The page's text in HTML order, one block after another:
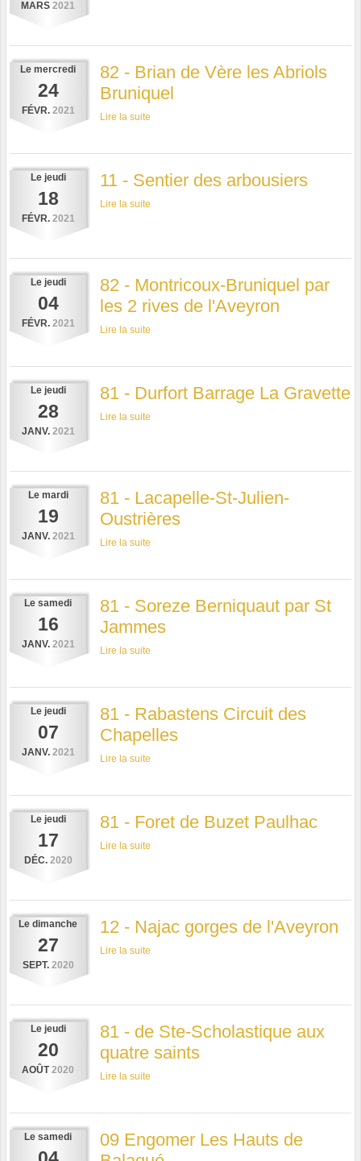
MARS 2021
Le mercredi
24
FÉVR. 2021
82 - Brian de Vère les Abriols
Bruniquel
Lire la suite
Le jeudi
18
FÉVR. 2021
11 - Sentier des arbousiers
Lire la suite
Le jeudi
04
FÉVR. 2021
82 - Montricoux-Bruniquel par
les 2 rives de l'Aveyron
Lire la suite
Le jeudi
28
JANV. 2021
81 - Durfort Barrage La Gravette
Lire la suite
Le mardi
19
JANV. 2021
81 - Lacapelle-St-Julien-
Oustrières
Lire la suite
Le samedi
16
JANV. 2021
81 - Soreze Berniquaut par St
Jammes
Lire la suite
Le jeudi
07
JANV. 2021
81 - Rabastens Circuit des
Chapelles
Lire la suite
Le jeudi
17
DÉC. 2020
81 - Foret de Buzet Paulhac
Lire la suite
Le dimanche
27
SEPT. 2020
12 - Najac gorges de l'Aveyron
Lire la suite
Le jeudi
20
AOÛT 2020
81 - de Ste-Scholastique aux
quatre saints
Lire la suite
Le samedi
09 Engomer Les Hauts de